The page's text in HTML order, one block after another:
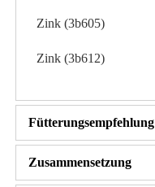
Zink (3b605)
Zink (3b612)
Fütterungsempfehlung
Zusammensetzung